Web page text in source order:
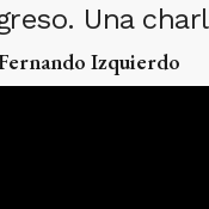
Una
Izquierdo